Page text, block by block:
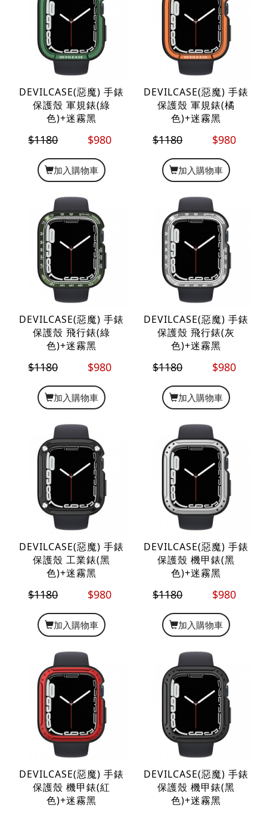
DEVILCASE(惡魔) 手錶
保護殼 軍規錶(綠
色)+迷霧黑
$1180 $980
加入購物車
DEVILCASE(惡魔) 手錶
保護殼 軍規錶(橘
色)+迷霧黑
$1180 $980
加入購物車
DEVILCASE(惡魔) 手錶
保護殼 飛行錶(綠
色)+迷霧黑
$1180 $980
加入購物車
DEVILCASE(惡魔) 手錶
保護殼 飛行錶(灰
色)+迷霧黑
$1180 $980
加入購物車
DEVILCASE(惡魔) 手錶
保護殼 工業錶(黑
色)+迷霧黑
$1180 $980
加入購物車
DEVILCASE(惡魔) 手錶
保護殼 機甲錶(黑
色)+迷霧黑
$1180 $980
加入購物車
DEVILCASE(惡魔) 手錶
保護殼 機甲錶(紅
色)+迷霧黑
DEVILCASE(惡魔) 手錶
保護殼 機甲錶(黑
色)+迷霧黑